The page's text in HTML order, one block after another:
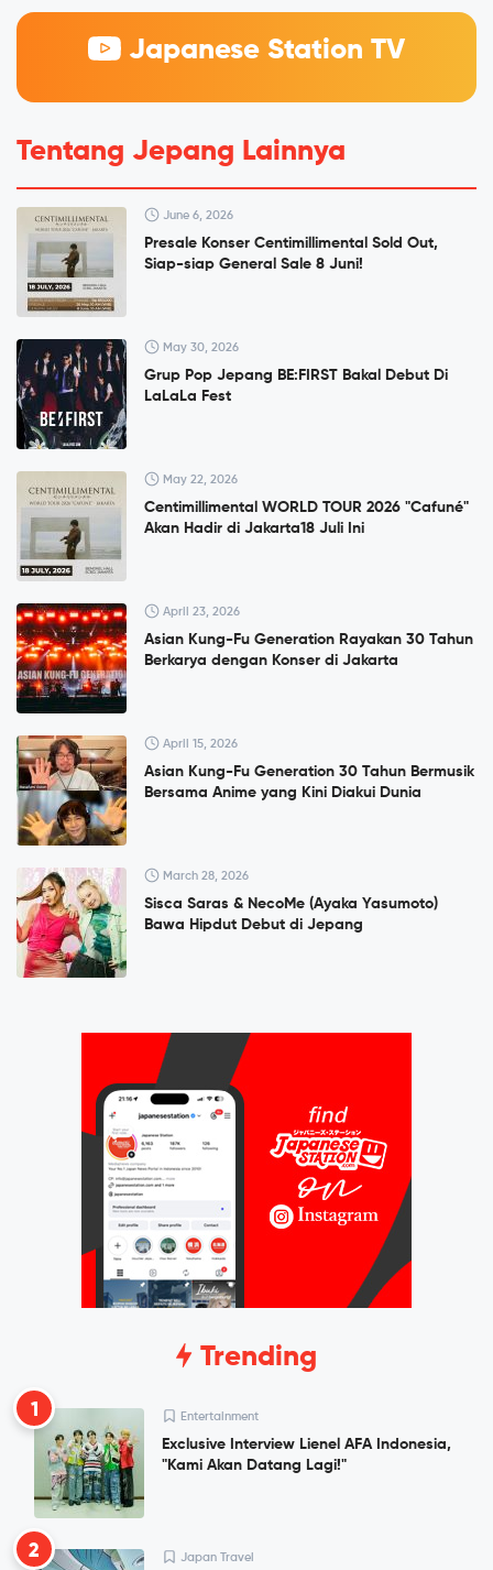
Japanese Station TV
Tentang Jepang Lainnya
June 6, 2026
Presale Konser Centimillimental Sold Out,
Siap-siap General Sale 8 Juni!
May 30, 2026
Grup Pop Jepang BE:FIRST Bakal Debut Di
LaLaLa Fest
May 22, 2026
Centimillimental WORLD TOUR 2026 "Cafuné"
Akan Hadir di Jakarta18 Juli Ini
April 23, 2026
Asian Kung-Fu Generation Rayakan 30 Tahun
Berkarya dengan Konser di Jakarta
April 15, 2026
Asian Kung-Fu Generation 30 Tahun Bermusik
Bersama Anime yang Kini Diakui Dunia
March 28, 2026
Sisca Saras & NecoMe (Ayaka Yasumoto)
Bawa Hipdut Debut di Jepang
Trending
1 Entertainment
Exclusive Interview Lienel AFA Indonesia,
"Kami Akan Datang Lagi!"
2 Japan Travel